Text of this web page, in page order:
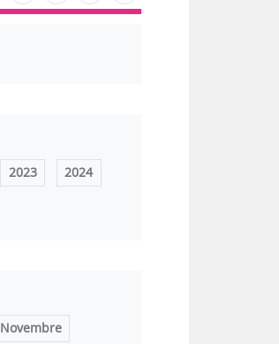
2023 2024
Novembre